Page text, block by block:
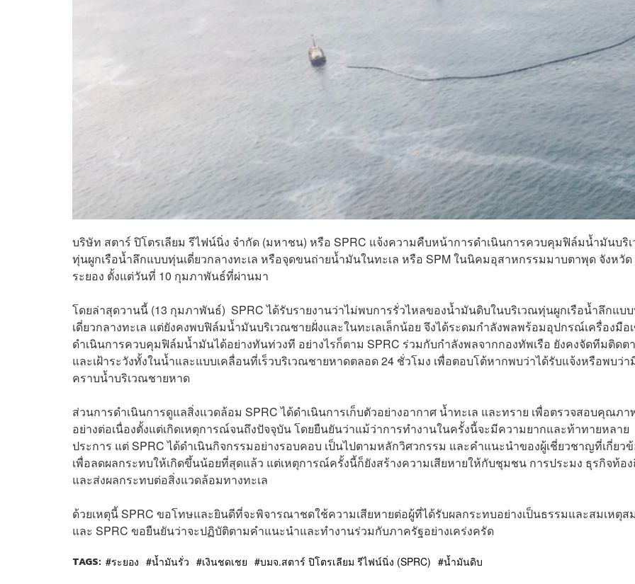
บริษัท สตาร์ ปิโตรเลียม รีไฟน์นิ่ง จำกัด (มหาชน) หรือ SPRC แจ้งความคืบหน้าการดำเนินการควบคุมฟิล์มน้ำมันบริ
ทุ่นผูกเรือน้ำลึกแบบทุ่นเดี่ยวกลางทะเล หรือจุดขนถ่ายน้ำมันในทะเล หรือ SPM ในนิคมอุสาหกรรมมาบตาพุด จังหวัด
ระยอง ตั้งแต่วันที่ 10 กุมภาพันธ์ที่ผ่านมา
โดยล่าสุดวานนี้ (13 กุมภาพันธ์) SPRC ได้รับรายงานว่าไม่พบการรั่วไหลของน้ำมันดิบในบริเวณทุ่นผูกเรือน้ำลึกแบ
เดี่ยวกลางทะเล แต่ยังคงพบฟิล์มน้ำมันบริเวณชายฝั่งและในทะเลเล็กน้อย จึงได้ระดมกำลังพลพร้อมอุปกรณ์เครื่องมือ
ดำเนินการควบคุมฟิล์มน้ำมันได้อย่างทันท่วงที อย่างไรก็ตาม SPRC ร่วมกับกำลังพลจากกองทัพเรือ ยังคงจัดทีมติดต
และเฝ้าระวังทั้งในน้ำและแบบเคลื่อนที่เร็วบริเวณชายหาดตลอด 24 ชั่วโมง เพื่อตอบโต้หากพบว่าได้รับแจ้งหรือพบว่า
คราบน้ำบริเวณชายหาด
ส่วนการดำเนินการดูแลสิ่งแวดล้อม SPRC ได้ดำเนินการเก็บตัวอย่างอากาศ น้ำทะเล และทราย เพื่อตรวจสอบคุณภา
อย่างต่อเนื่องตั้งแต่เกิดเหตุการณ์จนถึงปัจจุบัน โดยยืนยันว่าแม้ว่าการทำงานในครั้งนี้จะมีความยากและท้าทายหลาย
ประการ แต่ SPRC ได้ดำเนินกิจกรรมอย่างรอบคอบ เป็นไปตามหลักวิศวกรรม และคำแนะนำของผู้เชี่ยวชาญที่เกี่ยว
เพื่อลดผลกระทบให้เกิดขึ้นน้อยที่สุดแล้ว แต่เหตุการณ์ครั้งนี้ก็ยังสร้างความเสียหายให้กับชุมชน การประมง ธุรกิจท้อ
และส่งผลกระทบต่อสิ่งแวดล้อมทางทะเล
ด้วยเหตุนี้ SPRC ขอโทษและยินดีที่จะพิจารณาชดใช้ความเสียหายต่อผู้ที่ได้รับผลกระทบอย่างเป็นธรรมและสมเหตุส
และ SPRC ขอยืนยันว่าจะปฏิบัติตามคำแนะนำและทำงานร่วมกับภาครัฐอย่างเคร่งครัด
TAGS: ระยอง น้ำมันรั่ว เงินชดเชย บมจ.สตาร์ ปิโตรเลียม รีไฟน์นิ่ง (SPRC) น้ำมันดิบ